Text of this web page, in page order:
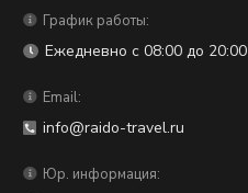
График работы:
Ежедневно с 08:00 до 20:00
Email:
info@raido-travel.ru
Юр. информация: